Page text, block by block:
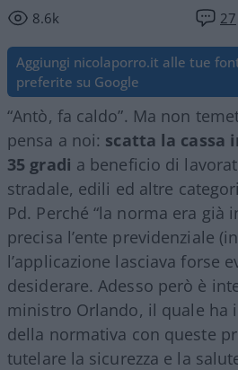
8.6k 27
Aggiungi nicolaporro.it alle tue
preferite su Google
“Antò, fa caldo”. Ma non
pensa a noi: scatta la cassa
35 gradi a beneficio di
stradale, edili ed altre
Pd. Perché “la norma era già
precisa l’ente previdenziale
l’applicazione lasciava forse
desiderare. Adesso però è
ministro Orlando, il quale ha
della normativa con queste
tutelare la sicurezza e la